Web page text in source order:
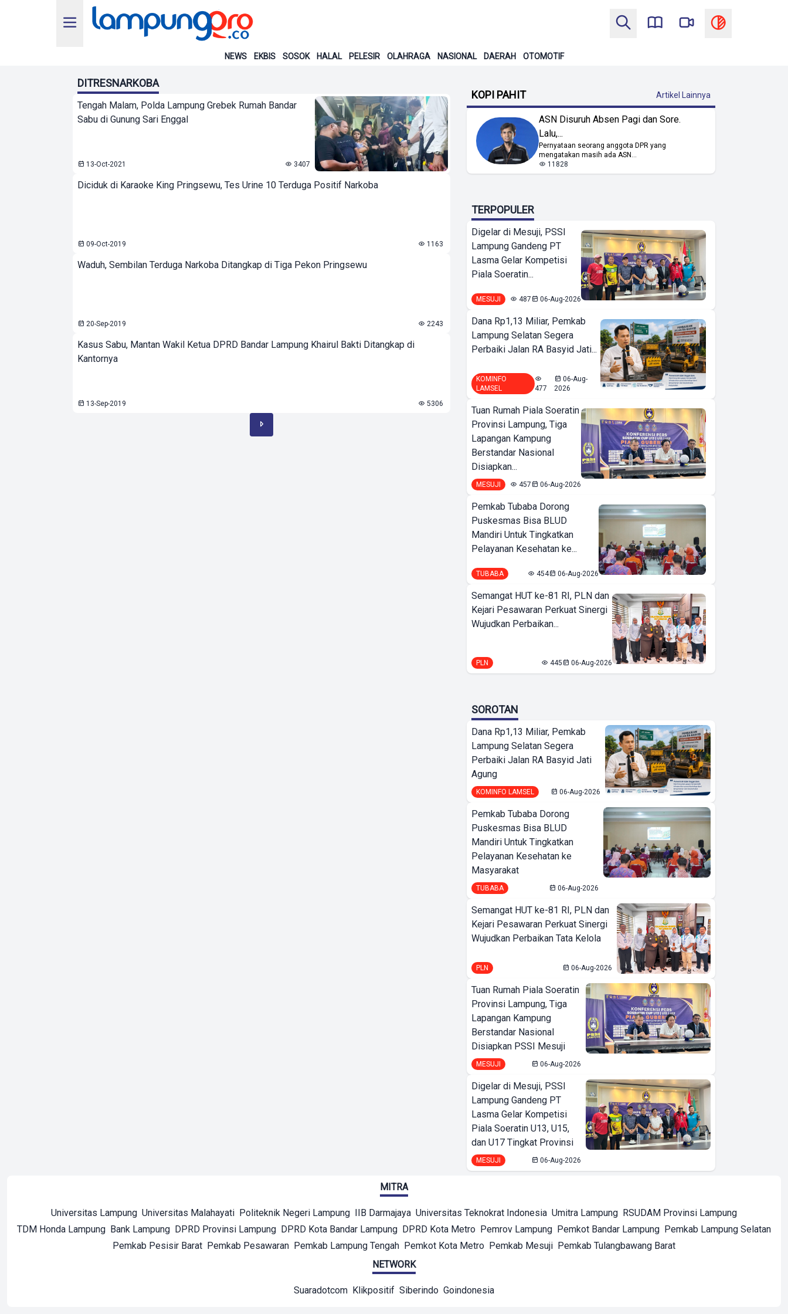
NEWS EKBIS SOSOK HALAL PELESIR OLAHRAGA NASIONAL DAERAH OTOMOTIF
DITRESNARKOBA
Tengah Malam, Polda Lampung Grebek Rumah Bandar
Sabu di Gunung Sari Enggal
13-Oct-2021 3407
Diciduk di Karaoke King Pringsewu, Tes Urine 10 Terduga Positif Narkoba
09-Oct-2019 1163
Waduh, Sembilan Terduga Narkoba Ditangkap di Tiga Pekon Pringsewu
20-Sep-2019 2243
Kasus Sabu, Mantan Wakil Ketua DPRD Bandar Lampung Khairul Bakti Ditangkap di
Kantornya
13-Sep-2019 5306
KOPI PAHIT Artikel Lainnya
ASN Disuruh Absen Pagi dan Sore.
Lalu,...
Pernyataan seorang anggota DPR yang
mengatakan masih ada ASN...
11828
TERPOPULER
Digelar di Mesuji, PSSI
Lampung Gandeng PT
Lasma Gelar Kompetisi
Piala Soeratin...
MESUJI 487 06-Aug-2026
Dana Rp1,13 Miliar, Pemkab
Lampung Selatan Segera
Perbaiki Jalan RA Basyid Jati...
KOMINFO
LAMSEL
477
06-Aug-
2026
Tuan Rumah Piala Soeratin
Provinsi Lampung, Tiga
Lapangan Kampung
Berstandar Nasional
Disiapkan...
MESUJI 457 06-Aug-2026
Pemkab Tubaba Dorong
Puskesmas Bisa BLUD
Mandiri Untuk Tingkatkan
Pelayanan Kesehatan ke...
TUBABA 454 06-Aug-2026
Semangat HUT ke-81 RI, PLN dan
Kejari Pesawaran Perkuat Sinergi
Wujudkan Perbaikan...
PLN 445 06-Aug-2026
SOROTAN
Dana Rp1,13 Miliar, Pemkab
Lampung Selatan Segera
Perbaiki Jalan RA Basyid Jati
Agung
KOMINFO LAMSEL 06-Aug-2026
Pemkab Tubaba Dorong
Puskesmas Bisa BLUD
Mandiri Untuk Tingkatkan
Pelayanan Kesehatan ke
Masyarakat
TUBABA 06-Aug-2026
Semangat HUT ke-81 RI, PLN dan
Kejari Pesawaran Perkuat Sinergi
Wujudkan Perbaikan Tata Kelola
PLN 06-Aug-2026
Tuan Rumah Piala Soeratin
Provinsi Lampung, Tiga
Lapangan Kampung
Berstandar Nasional
Disiapkan PSSI Mesuji
MESUJI 06-Aug-2026
Digelar di Mesuji, PSSI
Lampung Gandeng PT
Lasma Gelar Kompetisi
Piala Soeratin U13, U15,
dan U17 Tingkat Provinsi
MESUJI 06-Aug-2026
MITRA
Universitas Lampung Universitas Malahayati Politeknik Negeri Lampung IIB Darmajaya Universitas Teknokrat Indonesia Umitra Lampung RSUDAM Provinsi Lampung
TDM Honda Lampung Bank Lampung DPRD Provinsi Lampung DPRD Kota Bandar Lampung DPRD Kota Metro Pemrov Lampung Pemkot Bandar Lampung Pemkab Lampung Selatan
Pemkab Pesisir Barat Pemkab Pesawaran Pemkab Lampung Tengah Pemkot Kota Metro Pemkab Mesuji Pemkab Tulangbawang Barat
NETWORK
Suaradotcom Klikpositif Siberindo Goindonesia